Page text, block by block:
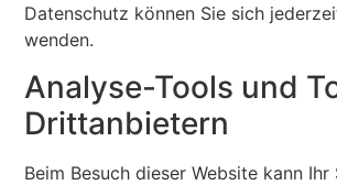
Datenschutz können Sie sich
wenden.
Analyse-Tools und
Dritt­anbietern
Beim Besuch dieser Website kann